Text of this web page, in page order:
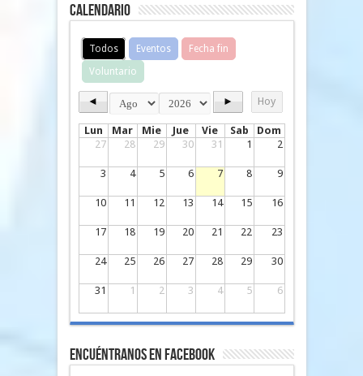
Calendario
Todos Eventos
Fecha fin
Voluntario
◄ ► Hoy
Lun Mar Mie Jue Vie Sab
Dom
27
28 29 30 31 1 2
3 4 5 6 7 8 9
10 11 12 13 14 15 16
17 18 19 20 21 22 23
24 25 26 27 28 29 30
31 1 2 3 4 5 6
Encuéntranos en Facebook